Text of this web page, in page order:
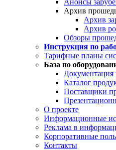
Архив
Архив
Архив
Обзоры
Инструкция по
Тарифные планы
База по
Каталог
Поставщики
О проекте
Информационные
Реклама в
Корпоративные
Контакты